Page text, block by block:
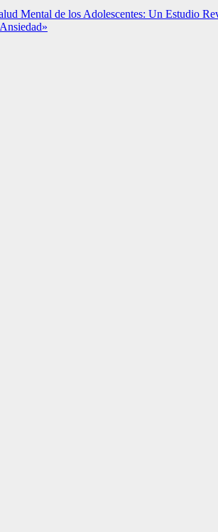
Mental de los Adolescentes: Un Estudio